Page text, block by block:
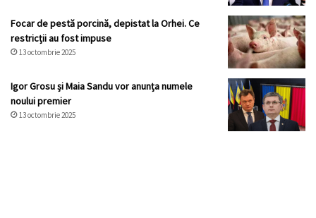
Focar de pestă porcină, depistat la Orhei. Ce
restricții au fost impuse
13 octombrie 2025
Igor Grosu și Maia Sandu vor anunța numele
noului premier
13 octombrie 2025